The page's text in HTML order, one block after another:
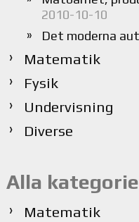
2010-10-10
Det moderna
Matematik
Fysik
Undervisning
Diverse
Alla
Matematik